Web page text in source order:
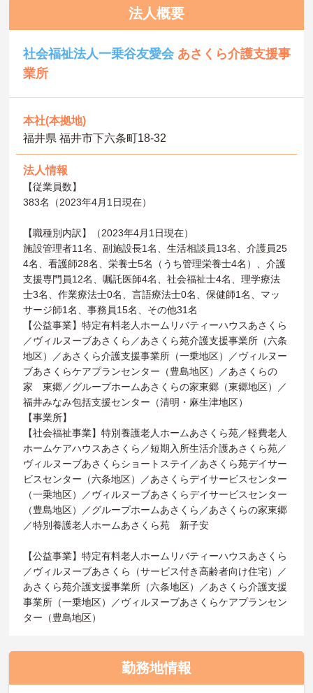
法人概要
社会福祉法人一乗谷友愛会 あさくら介護支援事
業所
本社(本拠地)
福井県 福井市下六条町18-32
法人情報
【従業員数】
383名（2023年4月1日現在）
【職種別内訳】（2023年4月1日現在）
施設管理者11名、副施設長1名、生活相談員13名、介護員25
4名、看護師28名、栄養士5名（うち管理栄養士4名）、介護
支援専門員12名、嘱託医師4名、社会福祉士4名、理学療法
士3名、作業療法士0名、言語療法士0名、保健師1名、マッ
サージ師1名、事務員15名、その他31名
【公益事業】特定有料老人ホームリバティーハウスあさくら
／ヴィルヌーブあさくら／あさくら苑介護支援事業所（六条
地区）／あさくら介護支援事業所（一乗地区）／ヴィルヌー
ブあさくらケアプランセンター（豊島地区）／あさくらの
家 東郷／グループホームあさくらの家東郷（東郷地区）／
福井みなみ包括支援センター（清明・麻生津地区）
【事業所】
【社会福祉事業】特別養護老人ホームあさくら苑／軽費老人
ホームケアハウスあさくら／短期入所生活介護あさくら苑／
ヴィルヌーブあさくらショートステイ／あさくら苑デイサー
ビスセンター（六条地区）／あさくらデイサービスセンター
（一乗地区）／ヴィルヌーブあさくらデイサービスセンター
（豊島地区）／グループホームあさくら／あさくらの家東郷
／特別養護老人ホームあさくら苑 新子安
【公益事業】特定有料老人ホームリバティーハウスあさくら
／ヴィルヌーブあさくら（サービス付き高齢者向け住宅）／
あさくら苑介護支援事業所（六条地区）／あさくら介護支援
事業所（一乗地区）／ヴィルヌーブあさくらケアプランセン
ター（豊島地区）
勤務地情報